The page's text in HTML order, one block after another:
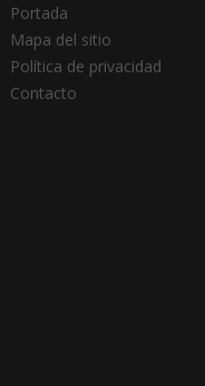
Portada
Mapa del sitio
Política de privacidad
Contacto